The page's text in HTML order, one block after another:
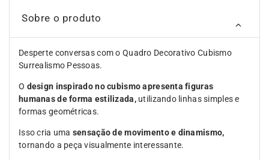
Sobre o produto
Desperte conversas com o Quadro Decorativo Cubismo
Surrealismo Pessoas.
O design inspirado no cubismo apresenta figuras
humanas de forma estilizada,utilizando linhas simples e
formas geométricas.
Isso cria uma sensação de movimento e dinamismo,
tornando a peça visualmente interessante.